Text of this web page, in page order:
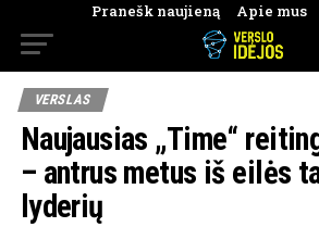
Pranešk naujieną Apie mus
VERSLAS
Naujausias „Time“
– antrus metus iš eilės
lyderių